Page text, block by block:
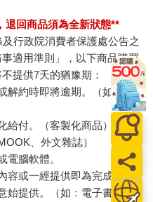
退回商品須為全新狀態**
行政院消費者保護處公告之
事適用準則」，以下商品購買
提供7天的猶豫期：
解約時即將逾期。（如：生
給付。（客製化商品）
、外文雜誌）
電腦軟體。
容或一經提供即為完成之線
始提供。（如：電子書、電